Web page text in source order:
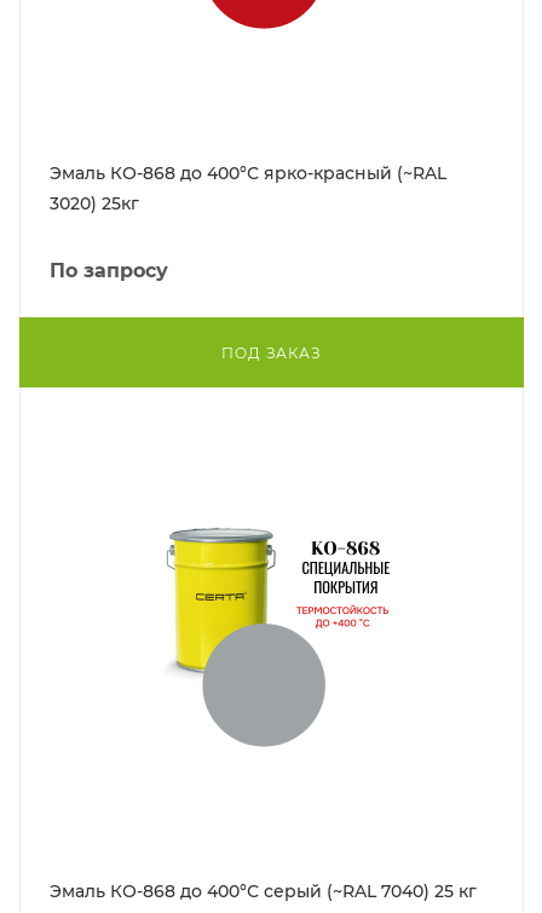
Эмаль КО-868 до 400°С ярко-красный (~RAL
3020) 25кг
По запросу
ПОД ЗАКАЗ
Эмаль КО-868 до 400°С серый (~RAL 7040) 25 кг